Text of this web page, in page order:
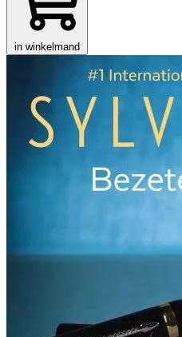
in winkelmand